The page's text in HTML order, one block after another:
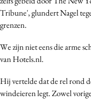
Tribune', glundert Nagel
grenzen.
We zijn niet eens die arme
van Hotels.nl.
Hij vertelde dat de rel rond
windeieren legt. Zowel